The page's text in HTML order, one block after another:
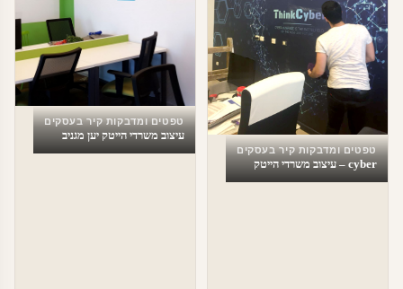
טפטים ומדבקות קיר בעסקים
cyber – עיצוב משרדי הייטק
טפטים ומדבקות קיר בעסקים
עיצוב משרדי הייטק יען מגניב